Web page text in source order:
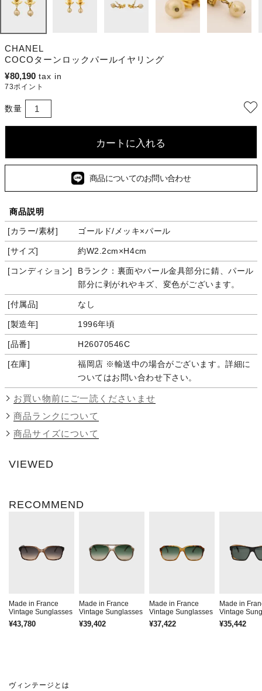
CHANEL
COCOターンロックパールイヤリング
¥80,190
73ポイント
カートに入れる
商品についてのお問い合わせ
商品説明
カラー/素材 ゴールド/メッキ×パール
サイズ 約W2.2cm×H4cm
コンディション
Bランク：裏面やパール金具部分に錆、パール
部分に剥がれやキズ、変色がございます。
付属品 なし
製造年 1996年頃
品番 H26070546C
在庫
福岡店 ※輸送中の場合がございます。詳細に
ついてはお問い合わせ下さい。
お買い物前にご一読くださいませ
商品ランクについて
商品サイズについて
VIEWED
RECOMMEND
Made in France
Vintage Sunglasses
¥43,780
Made in France
Vintage Sunglasses
¥39,402
Made in France
Vintage Sunglasses
¥37,422
Made in
Vintage
¥35,442
ヴィンテージとは